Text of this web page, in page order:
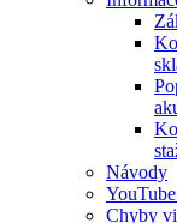
Návody
Chyby